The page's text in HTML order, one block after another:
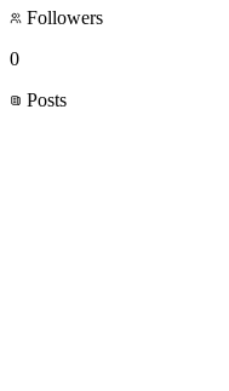
Followers
0
Posts